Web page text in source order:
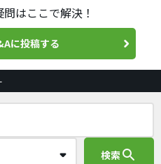
はここで解決！
に投稿する
検索search